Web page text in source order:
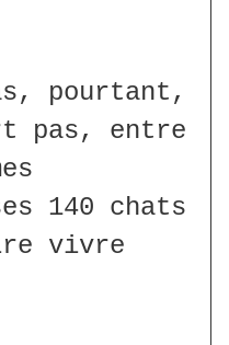
pourtant,
pas, entre
140 chats
vivre